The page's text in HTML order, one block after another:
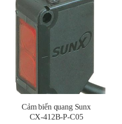
Cảm biến quang Sunx
CX-412B-P-C05